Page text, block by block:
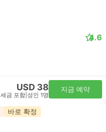
4.6
USD 38
세금 포함 성인 1명
지금 예약
바로 확정